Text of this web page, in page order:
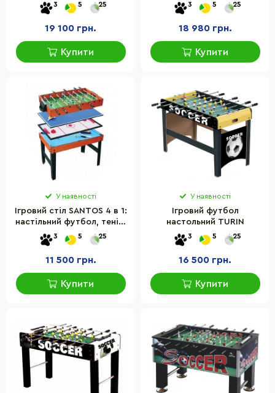
3 5 25
19 100 грн.
Купити
3 5 25
18 980 грн.
Купити
У наявності
Ігровий стіл SANTOS 4 в 1:
настільний футбол, теніс,
більярд, аерохокей,
матеріал МДФ
3 5 25
11 500 грн.
Купити
У наявності
Ігровий футбол
настольний TURIN
3 5 25
16 500 грн.
Купити